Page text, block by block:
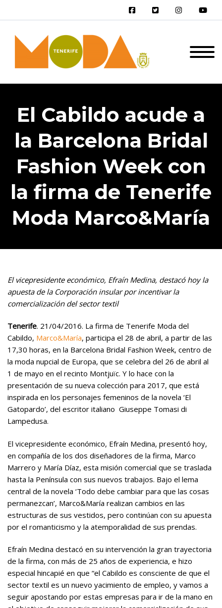
El Cabildo acude a
la Barcelona Bridal
Fashion Week con
la firma de Tenerife
Moda Marco&María
El vicepresidente económico, Efraín Medina, destacó hoy la
apuesta de la Corporación insular por incentivar la
comercialización del sector textil
Tenerife. 21/04/2016. La firma de Tenerife Moda del
Cabildo, Marco&María, participa el 28 de abril, a partir de las
17,30 horas, en la Barcelona Bridal Fashion Week, centro de
la moda nupcial de Europa, que se celebra del 26 de abril al
1 de mayo en el recinto Montjuïc. Y lo hace con la
presentación de su nueva colección para 2017, que está
inspirada en los personajes femeninos de la novela ‘El
Gatopardo’, del escritor italiano Giuseppe Tomasi di
Lampedusa.
El vicepresidente económico, Efraín Medina, presentó hoy,
en compañía de los dos diseñadores de la firma, Marco
Marrero y María Díaz, esta misión comercial que se traslada
hasta la Península con sus nuevos trabajos. Bajo el lema
central de la novela ‘Todo debe cambiar para que las cosas
permanezcan’, Marco&María realizan cambios en las
estructuras de sus vestidos, pero continúan con su apuesta
por el romanticismo y la atemporalidad de sus prendas.
Efraín Medina destacó en su intervención la gran trayectoria
de la firma, con más de 25 años de experiencia, e hizo
especial hincapié en que “el Cabildo es consciente de que el
sector textil es un nuevo yacimiento de empleo, y vamos a
seguir apostando por estas empresas para ir de la mano en